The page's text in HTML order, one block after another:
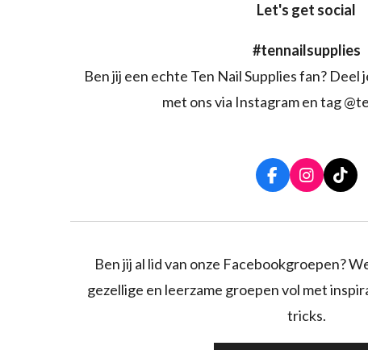
Let's get social
#tennailsupplies
Ben jij een echte Ten Nail Supplies fan?
met ons via Instagram en tag
F
a
o
k
I
n
r
a
T
i
k
Ben jij al lid van onze Facebookgroepen?
gezellige en leerzame groepen vol met
tricks.